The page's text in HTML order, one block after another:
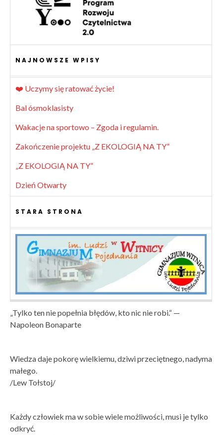
NAJNOWSZE WPISY
❤️ Uczymy się ratować życie!
Bal ósmoklasisty
Wakacje na sportowo – Zgoda i regulamin.
Zakończenie projektu „Z EKOLOGIĄ NA TY”
„Z EKOLOGIĄ NA TY”
Dzień Otwarty
STARA STRONA
„Tylko ten nie popełnia błędów, kto nic nie robi.“ —
Napoleon Bonaparte
Wiedza daje pokorę wielkiemu, dziwi przeciętnego, nadyma
małego.
/Lew Tołstoj/
Każdy człowiek ma w sobie wiele możliwości, musi je tylko
odkryć.